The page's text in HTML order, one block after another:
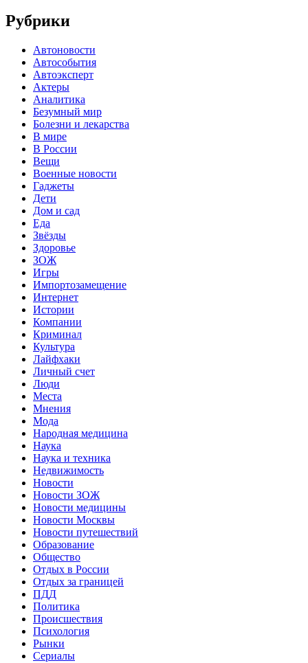
Рубрики
Автоновости
Автособытия
Автоэксперт
Актеры
Аналитика
Безумный мир
Болезни и лекарства
В мире
В России
Вещи
Военные новости
Гаджеты
Дети
Дом и сад
Еда
Звёзды
Здоровье
ЗОЖ
Игры
Импортозамещение
Интернет
Истории
Компании
Криминал
Культура
Лайфхаки
Личный счет
Люди
Места
Мнения
Мода
Народная медицина
Наука
Наука и техника
Недвижимость
Новости
Новости ЗОЖ
Новости медицины
Новости Москвы
Новости путешествий
Образование
Общество
Отдых в России
Отдых за границей
ПДД
Политика
Происшествия
Психология
Рынки
Сериалы